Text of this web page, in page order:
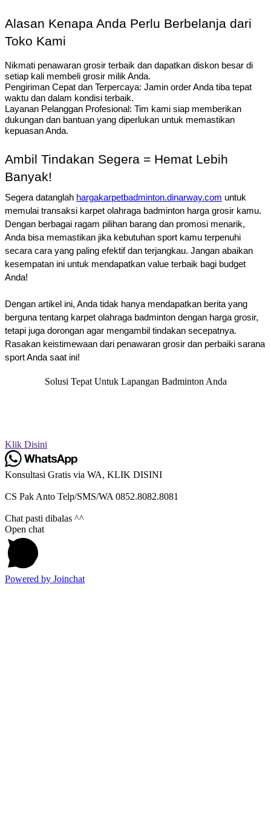
Alasan Kenapa Anda Perlu Berbelanja dari
Toko Kami
Nikmati penawaran grosir terbaik dan dapatkan diskon besar di
setiap kali membeli grosir milik Anda.
Pengiriman Cepat dan Terpercaya: Jamin order Anda tiba tepat
waktu dan dalam kondisi terbaik.
Layanan Pelanggan Profesional: Tim kami siap memberikan
dukungan dan bantuan yang diperlukan untuk memastikan
kepuasan Anda.
Ambil Tindakan Segera = Hemat Lebih
Banyak!
Segera datanglah hargakarpetbadminton.dinarway.com untuk
memulai transaksi karpet olahraga badminton harga grosir kamu.
Dengan berbagai ragam pilihan barang dan promosi menarik,
Anda bisa memastikan jika kebutuhan sport kamu terpenuhi
secara cara yang paling efektif dan terjangkau. Jangan abaikan
kesempatan ini untuk mendapatkan value terbaik bagi budget
Anda!
Dengan artikel ini, Anda tidak hanya mendapatkan berita yang
berguna tentang karpet olahraga badminton dengan harga grosir,
tetapi juga dorongan agar mengambil tindakan secepatnya.
Rasakan keistimewaan dari penawaran grosir dan perbaiki sarana
sport Anda saat ini!
Solusi Tepat Untuk Lapangan Badminton Anda
Klik Disini
Konsultasi Gratis via WA, KLIK DISINI
CS Pak Anto Telp/SMS/WA 0852.8082.8081
Chat pasti dibalas ^^
Open chat
Powered by Joinchat